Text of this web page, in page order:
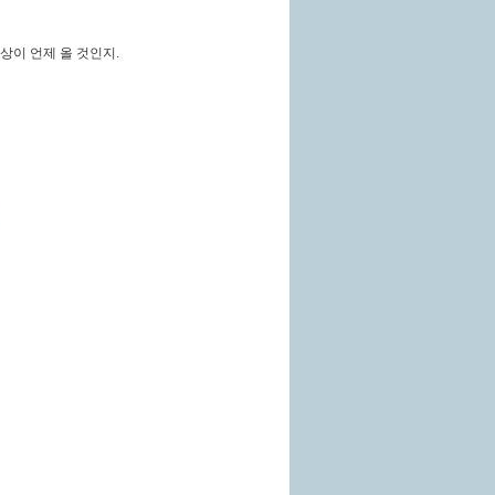
이 언제 올 것인지 .